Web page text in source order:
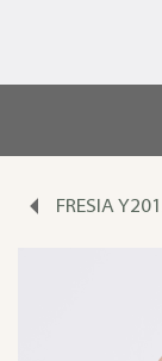
FRESIA